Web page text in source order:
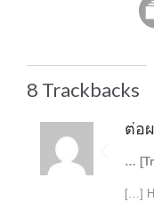
8 Trackbacks
ต่อ
…
[…]